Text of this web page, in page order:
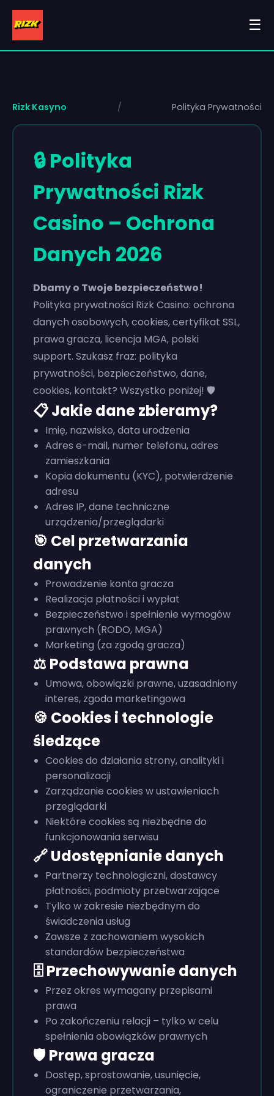
☰
Rizk Kasyno / Polityka Prywatności
🔒 Polityka
Prywatności Rizk
Casino – Ochrona
Danych 2026
Dbamy o Twoje bezpieczeństwo!
Polityka prywatności Rizk Casino: ochrona
danych osobowych, cookies, certyfikat SSL,
prawa gracza, licencja MGA, polski
support. Szukasz fraz: polityka
prywatności, bezpieczeństwo, dane,
cookies, kontakt? Wszystko poniżej! 🛡️
📋 Jakie dane zbieramy?
Imię, nazwisko, data urodzenia
Adres e-mail, numer telefonu, adres
zamieszkania
Kopia dokumentu (KYC), potwierdzenie
adresu
Adres IP, dane techniczne
urządzenia/przeglądarki
🎯 Cel przetwarzania
danych
Prowadzenie konta gracza
Realizacja płatności i wypłat
Bezpieczeństwo i spełnienie wymogów
prawnych (RODO, MGA)
Marketing (za zgodą gracza)
⚖️ Podstawa prawna
Umowa, obowiązki prawne, uzasadniony
interes, zgoda marketingowa
🍪 Cookies i technologie
śledzące
Cookies do działania strony, analityki i
personalizacji
Zarządzanie cookies w ustawieniach
przeglądarki
Niektóre cookies są niezbędne do
funkcjonowania serwisu
🔗 Udostępnianie danych
Partnerzy technologiczni, dostawcy
płatności, podmioty przetwarzające
Tylko w zakresie niezbędnym do
świadczenia usług
Zawsze z zachowaniem wysokich
standardów bezpieczeństwa
🗄️ Przechowywanie danych
Przez okres wymagany przepisami
prawa
Po zakończeniu relacji – tylko w celu
spełnienia obowiązków prawnych
🛡️ Prawa gracza
Dostęp, sprostowanie, usunięcie,
ograniczenie przetwarzania,